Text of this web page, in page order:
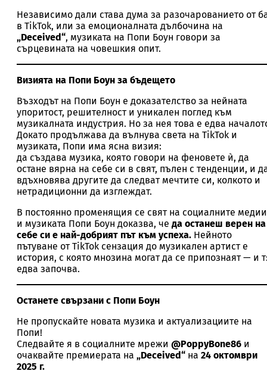
Независимо дали става дума за разочарованието от
в TikTok, или за емоционалната дълбочина на
„Deceived“, музиката на Попи Боун говори за
сърцевината на човешкия опит.
Визията на Попи Боун за бъдещето
Възходът на Попи Боун е доказателство за нейната
упоритост, решителност и уникален поглед към
музикалната индустрия. Но за нея това е едва
Докато продължава да вълнува света на TikTok и
музиката, Попи има ясна визия:
да създава музика, която говори на феновете ѝ, да
остане вярна на себе си в свят, пълен с тенденции, и
вдъхновява другите да следват мечтите си, колкото и
нетрадиционни да изглеждат.
В постоянно променящия се свят на социалните медии
и музиката Попи Боун доказва, че да останеш верен на
себе си е най-добрият път към успеха. Нейното
пътуване от TikTok сензация до музикален артист е
история, с която мнозина могат да се припознаят — и
едва започва.
Останете свързани с Попи Боун
Не пропускайте новата музика и актуализациите на
Попи!
Следвайте я в социалните мрежи @PoppyBone86 и
очаквайте премиерата на „Deceived“ на 24 октомври
2025 г.